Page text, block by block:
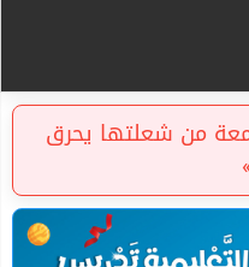
من شعلتها يحرق